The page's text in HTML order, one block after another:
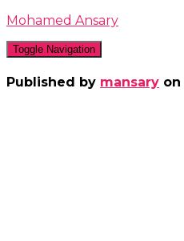
Mohamed Ansary
Toggle Navigation
Published by mansary on